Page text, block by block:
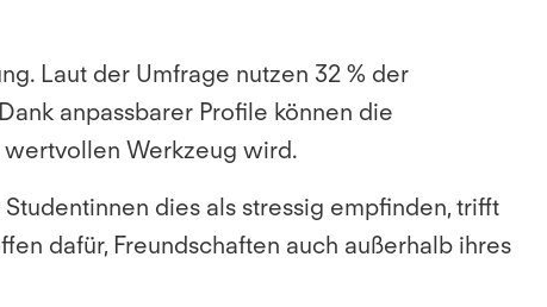
Laut der Umfrage nutzen 32 % der
anpassbarer Profile können die
wertvollen Werkzeug wird.
dies als stressig empfinden, trifft
dafür, Freundschaften auch außerhalb ihres